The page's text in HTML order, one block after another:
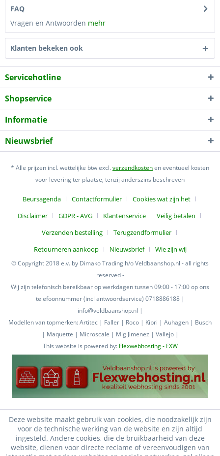
FAQ
Vragen en Antwoorden mehr
Klanten bekeken ook
Servicehotline
Shopservice
Informatie
Nieuwsbrief
* Alle prijzen incl. wettelijke btw excl.verzendkostenen eventueel kosten
voor levering ter plaatse, tenzij anderszins beschreven
Beursagenda Contactformulier
Cookies wat zijn het
Disclaimer
GDPR - AVG Klantenservice
Veilig betalen
Verzenden bestelling
Terugzendformulier
Retourneren aankoop
Nieuwsbrief Wie zijn wij
© Copyright 2018 e.v. by Dimako Trading h/o Veldbaanshop.nl - all rights
reserved -
Wij zijn telefonisch bereikbaar op werkdagen tussen 09:00 - 17:00 op ons
telefoonnummer (incl antwoordservice) 0718886188 |
info@veldbaanshop.nl |
Modellen van topmerken: Artitec | Faller | Roco | Kibri | Auhagen | Busch
| Maquette | Microscale | Mig Jimenez | Vallejo |
This website is powered by: Flexwebhosting - FXW
Deze website maakt gebruik van cookies, die noodzakelijk zijn
voor de technische werking van de website en zijn altijd
ingesteld. Andere cookies, die de bruikbaarheid van deze
website, dienen voor directe reclame of vereenvoudigen van